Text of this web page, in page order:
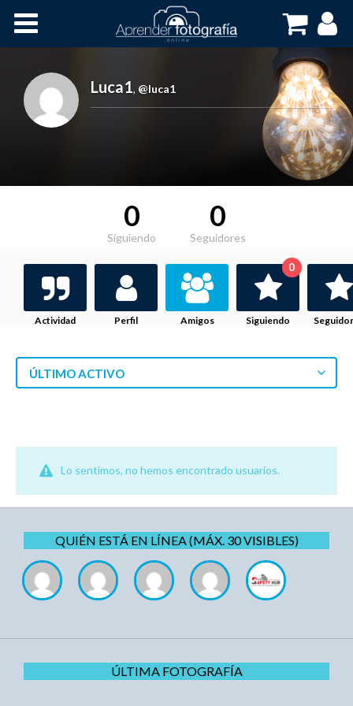
Cursos OnLine
Luca1, @luca1
0
Siguiendo
0
Seguidores
Actividad Perfil Amigos Siguiendo
0
ÚLTIMO ACTIVO
Lo sentimos, no hemos encontrado usuarios.
QUIÉN ESTÁ EN LÍNEA (MÁX. 30 VISIBLES)
ÚLTIMA FOTOGRAFÍA